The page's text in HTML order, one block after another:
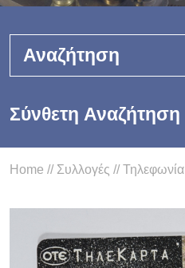
Αναζήτηση
Σύνθετη Αναζήτηση
Home // Συλλογές //Τηλεφωνία